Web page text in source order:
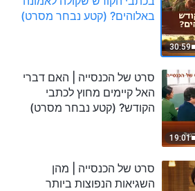
30:59
באלוהים? (קטע נבחר מסרט)
19:01
סרט של הכנסייה | האם דברי
האל קיימים מחוץ לכתבי
הקודש? (קטע נבחר מסרט)
סרט של הכנסייה | מהן
השגיאות הנפוצות ביותר